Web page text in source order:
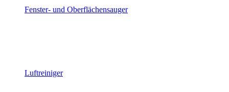
Fenster- und Oberflächensauger
Luftreiniger